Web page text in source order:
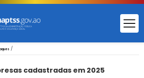
/
cadastradas em 2025